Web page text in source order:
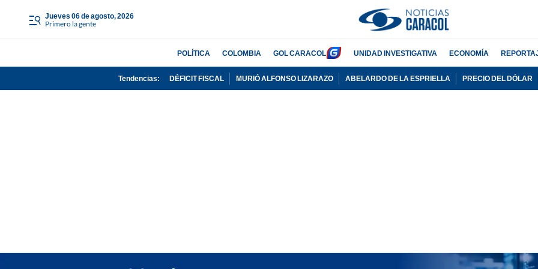
jueves 06 de agosto, 2026
Primero la gente
POLÍTICA COLOMBIA GOL CARACOL UNIDAD INVESTIGATIVA ECONOMÍA
Tendencias: DÉFICIT FISCAL MURIÓ ALFONSO LIZARAZO ABELARDO DE LA ESPRIELLA PRECIO DEL DÓLAR